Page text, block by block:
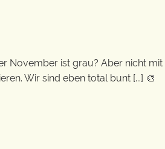
November ist grau? Aber nicht
Wir sind eben total bunt [...] 🎨